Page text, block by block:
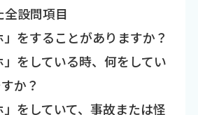
設問項目
」をすることがありますか？
」をしている時、何をしてい
か？
」をしていて、事故または怪